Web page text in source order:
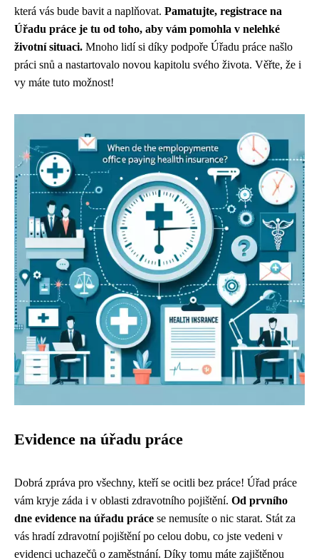
která vás bude bavit a naplňovat. Pamatujte, registrace na
Úřadu práce je tu od toho, aby vám pomohla v nelehké
životní situaci. Mnoho lidí si díky podpoře Úřadu práce našlo
práci snů a nastartovalo novou kapitolu svého života. Věřte, že i
vy máte tuto možnost!
Evidence na úřadu práce
Dobrá zpráva pro všechny, kteří se ocitli bez práce! Úřad práce
vám kryje záda i v oblasti zdravotního pojištění. Od prvního
dne evidence na úřadu práce se nemusíte o nic starat. Stát za
vás hradí zdravotní pojištění po celou dobu, co jste vedeni v
evidenci uchazečů o zaměstnání. Díky tomu máte zajištěnou